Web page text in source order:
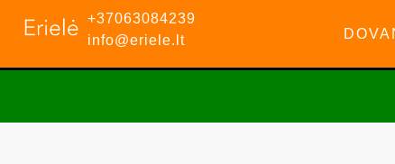
+37063084239
info@eriele.lt